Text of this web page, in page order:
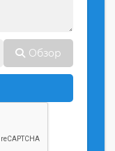
Обзор